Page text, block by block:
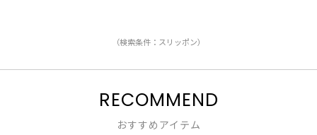
（検索条件：スリッポン）
RECOMMEND
おすすめアイテム